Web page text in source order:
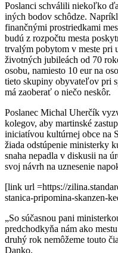
Poslanci schválili niekoľko
iných bodov schôdze.
finančnými prostriedkami
budú z rozpočtu mesta
trvalým pobytom v meste pri
životných jubileách od 70
osobu, namiesto 10 eur na
tieto skupiny obyvateľov pri
má zaoberať o niečo neskôr.
Poslanec Michal Uherčík
kolegov, aby martinské
iniciatívou kultúrnej obce na
žiada odstúpenie ministerky
snaha nepadla v diskusii na
svoj návrh na uznesenie
[link url =https://
stanica-pripomina-skanzen-
„So súčasnou pani
predchodkyňa nám ako
druhý rok nemôžeme touto
Danko.